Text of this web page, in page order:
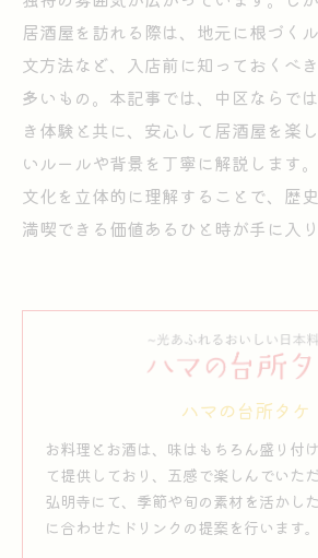
居酒屋を訪れる際は、地元に根づく
文方法など、入店前に知っておくべ
多いもの。本記事では、中区ならで
き体験と共に、安心して居酒屋を楽
いルールや背景を丁寧に解説します
文化を立体的に理解することで、歴
満喫できる価値あるひと時が手に入り
ハマの台所タケ
お料理とお酒は、味はもちろん盛り付
て提供しており、五感で楽しんでいた
弘明寺にて、季節や旬の素材を活かし
に合わせたドリンクの提案を行います。